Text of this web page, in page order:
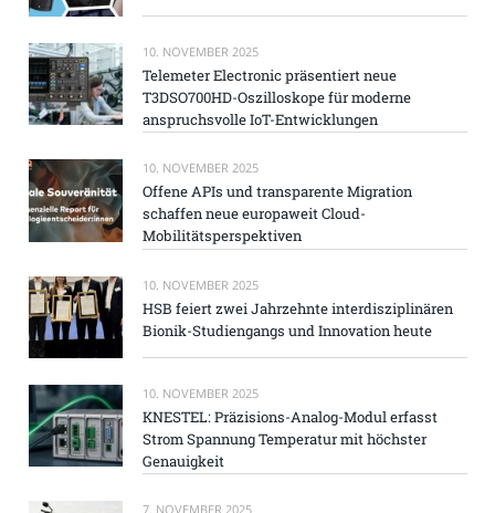
10. NOVEMBER 2025
Telemeter Electronic präsentiert neue
T3DSO700HD-Oszilloskope für moderne
anspruchsvolle IoT-Entwicklungen
10. NOVEMBER 2025
Offene APIs und transparente Migration
schaffen neue europaweit Cloud-
Mobilitätsperspektiven
10. NOVEMBER 2025
HSB feiert zwei Jahrzehnte interdisziplinären
Bionik-Studiengangs und Innovation heute
10. NOVEMBER 2025
KNESTEL: Präzisions-Analog-Modul erfasst
Strom Spannung Temperatur mit höchster
Genauigkeit
7. NOVEMBER 2025